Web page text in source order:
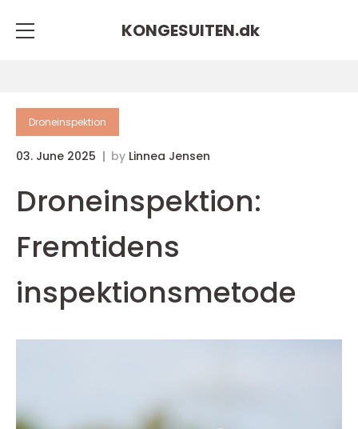
KONGESUITEN.dk
Droneinspektion
03. June 2025 by Linnea Jensen
Droneinspektion:
Fremtidens
inspektionsmetode